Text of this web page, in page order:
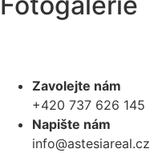
Zavolejte nám
+420 737 626 145
Napište nám
info@astesiareal.cz